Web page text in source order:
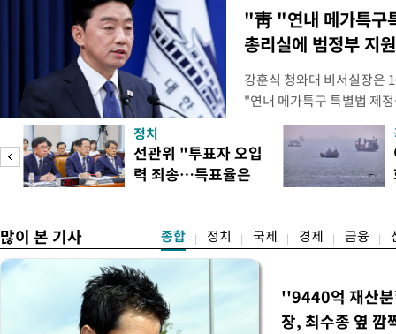
"靑 "연내 메가특구
총리실에 범정부 지
강훈식 청와대 비서실장은
"연내 메가특구 특별법 제
향평가 등을 단축하고 전
교육 등 정주 여건을 신속
실장은 이날 오후 청와대
프로젝트가 과감한 규제 혁
정치
선관위 "투표자 오입
력 죄송…득표율은
많이 본 기사 종합 정치 국제 경제 금융
''9440억 재산
장, 최수종 옆 깜